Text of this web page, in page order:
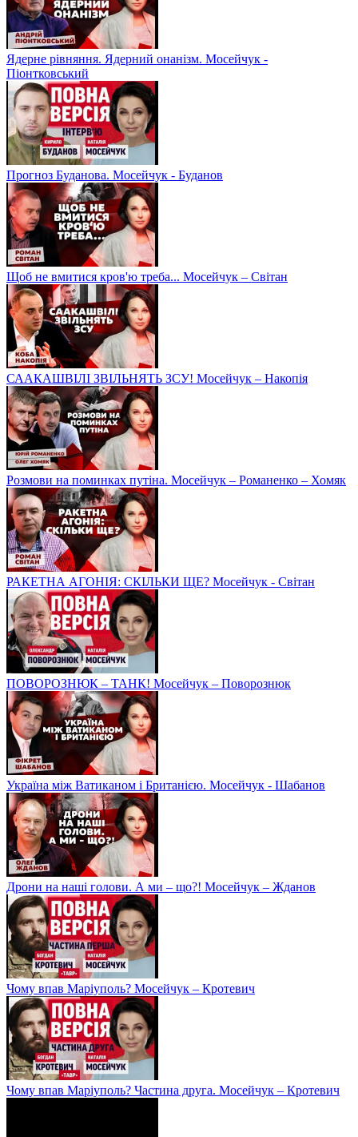
Ядерне рівняння. Ядерний онанізм. Мосейчук -
Піонтковський
Прогноз Буданова. Мосейчук - Буданов
Щоб не вмитися кров'ю треба... Мосейчук – Світан
СААКАШВІЛІ ЗВІЛЬНЯТЬ ЗСУ! Мосейчук – Накопія
Розмови на поминках путіна. Мосейчук – Романенко – Хомяк
РАКЕТНА АГОНІЯ: СКІЛЬКИ ЩЕ? Мосейчук - Світан
ПОВОРОЗНЮК – ТАНК! Мосейчук – Поворознюк
Україна між Ватиканом і Британією. Мосейчук - Шабанов
Дрони на наші голови. А ми – що?! Мосейчук – Жданов
Чому впав Маріуполь? Мосейчук – Кротевич
Чому впав Маріуполь? Частина друга. Мосейчук – Кротевич